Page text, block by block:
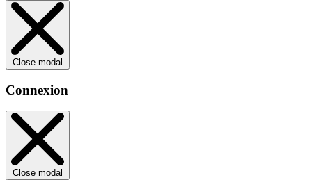
Close modal
Connexion
Close modal